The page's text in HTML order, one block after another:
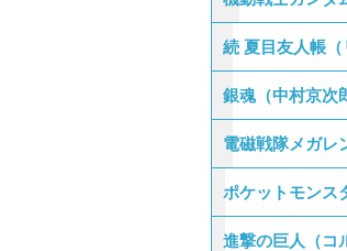
続 夏目友人帳（
銀魂（中村京次
電磁戦隊メガレ
ポケットモンス
進撃の巨人（コ